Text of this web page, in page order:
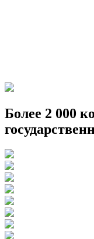
Более 2 000